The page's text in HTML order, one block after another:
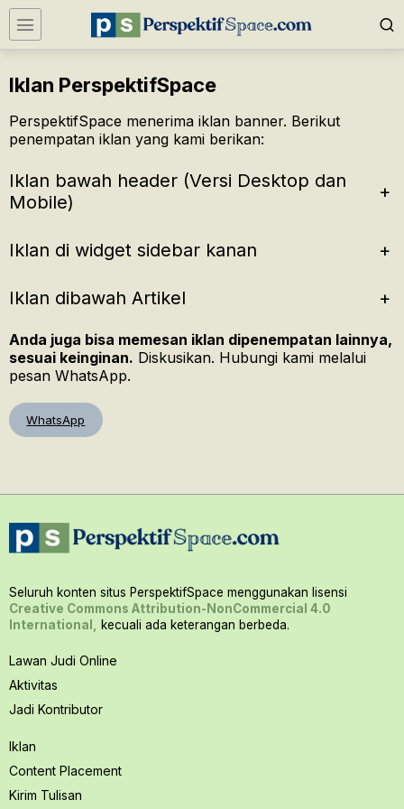
Iklan PerspektifSpace
PerspektifSpace menerima iklan banner. Berikut
penempatan iklan yang kami berikan:
Iklan bawah header (Versi Desktop dan
Mobile)
+
Iklan di widget sidebar kanan +
Iklan dibawah Artikel +
Anda juga bisa memesan iklan dipenempatan lainnya,
sesuai keinginan. Diskusikan. Hubungi kami melalui
pesan WhatsApp.
WhatsApp
Seluruh konten situs PerspektifSpace menggunakan lisensi
Creative Commons Attribution-NonCommercial 4.0
International,
kecuali ada keterangan berbeda.
Lawan Judi Online
Aktivitas
Jadi Kontributor
Iklan
Content Placement
Kirim Tulisan